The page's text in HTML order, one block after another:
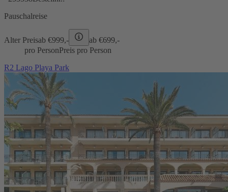
Pauschalreise
Alter Preisab €999,- ab €699,-
pro PersonPreis pro Person
R2 Lago Playa Park